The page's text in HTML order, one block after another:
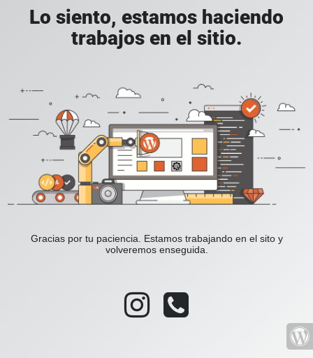
Lo siento, estamos haciendo
trabajos en el sitio.
Gracias por tu paciencia. Estamos trabajando en el sito y
volveremos enseguida.